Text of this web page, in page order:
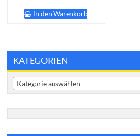
In den Warenkorb
KATEGORIEN
Kategorie auswählen